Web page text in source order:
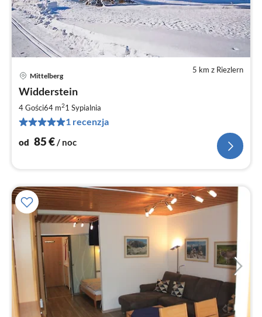
5 km z Riezlern
Mittelberg
Widderstein
4 Gości64 m21 Sypialnia
1 recenzja
od 85€/ noc